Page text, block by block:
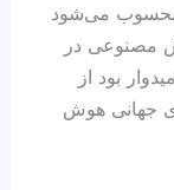
محسوب می‌شود
مصنوعی در
بود از
جهانی هوش